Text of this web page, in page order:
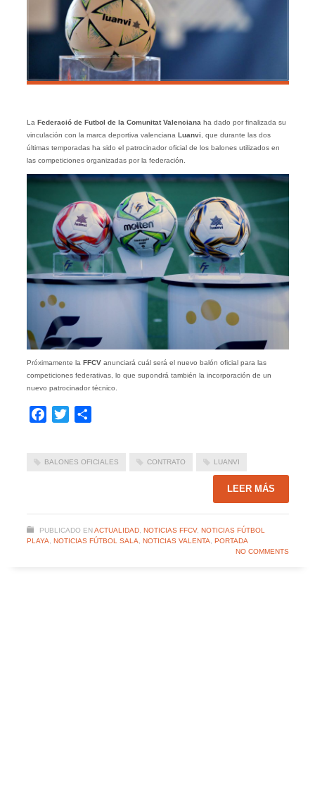
La Federació de Futbol de la Comunitat Valenciana ha dado por finalizada su
vinculación con la marca deportiva valenciana Luanvi, que durante las dos
últimas temporadas ha sido el patrocinador oficial de los balones utilizados en
las competiciones organizadas por la federación.
Próximamente la FFCVanunciará cuál será el nuevo balón oficial para las
competiciones federativas, lo que supondrá también la incorporación de un
nuevo patrocinador técnico.
Facebook
Twitter
BALONES OFICIALES CONTRATO LUANVI
LEER MÁS
PUBLICADO EN ACTUALIDAD, NOTICIAS FFCV, NOTICIAS FÚTBOL
PLAYA, NOTICIAS FÚTBOL SALA, NOTICIAS VALENTA, PORTADA
NO COMMENTS